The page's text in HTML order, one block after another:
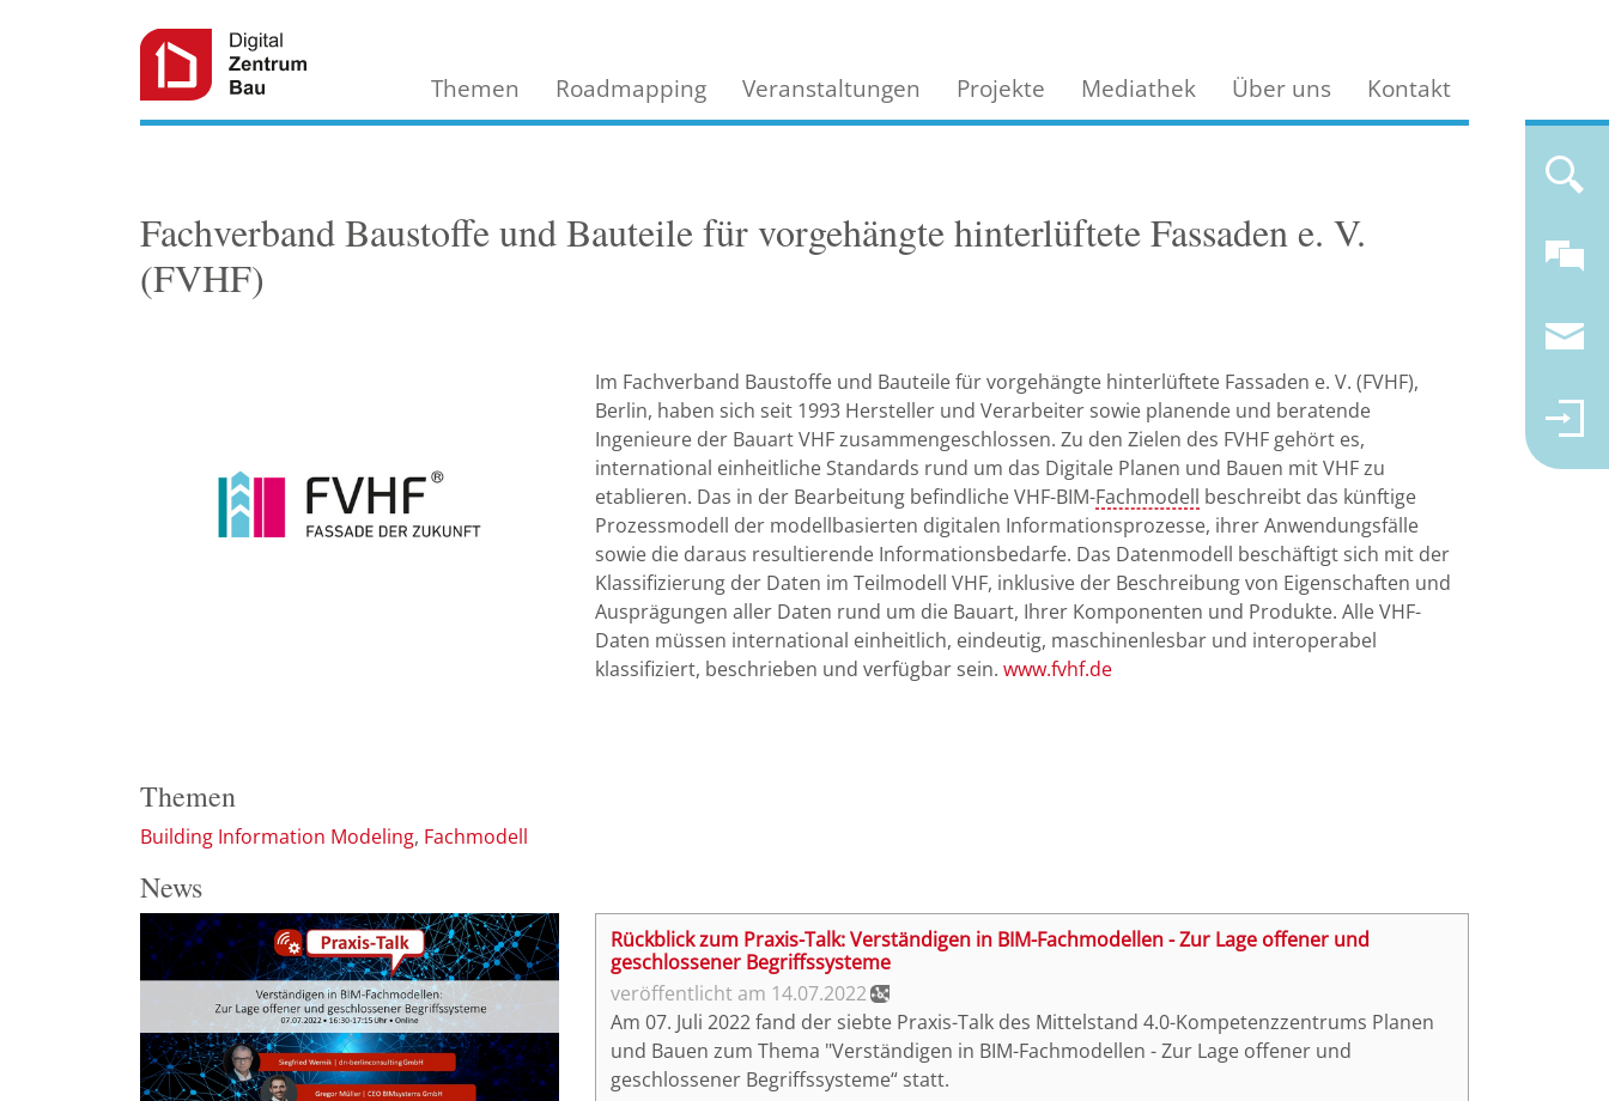
Themen Roadmapping Veranstaltungen Projekte Mediathek Über uns Kontakt
Fachverband Baustoffe und Bauteile für vorgehängte hinterlüftete Fassaden e. V.
(FVHF)
Im Fachverband Baustoffe und Bauteile für vorgehängte hinterlüftete Fassaden e. V. (FVHF),
Berlin, haben sich seit 1993 Hersteller und Verarbeiter sowie planende und beratende
Ingenieure der Bauart VHF zusammengeschlossen. Zu den Zielen des FVHF gehört es,
international einheitliche Standards rund um das Digitale Planen und Bauen mit VHF zu
etablieren. Das in der Bearbeitung befindliche VHF-BIM-Fachmodell beschreibt das künftige
Prozessmodell der modellbasierten digitalen Informationsprozesse, ihrer Anwendungsfälle
sowie die daraus resultierende Informationsbedarfe. Das Datenmodell beschäftigt sich mit der
Klassifizierung der Daten im Teilmodell VHF, inklusive der Beschreibung von Eigenschaften und
Ausprägungen aller Daten rund um die Bauart, Ihrer Komponenten und Produkte. Alle VHF-
Daten müssen international einheitlich, eindeutig, maschinenlesbar und interoperabel
klassifiziert, beschrieben und verfügbar sein. www.fvhf.de
Themen
Building Information Modeling Fachmodell
News
Rückblick zum Praxis-Talk: Verständigen in BIM-Fachmodellen - Zur Lage offener und
geschlossener Begriffssysteme
14.07.2022
Am 07. Juli 2022 fand der siebte Praxis-Talk des Mittelstand 4.0-Kompetenzzentrums Planen
und Bauen zum Thema "Verständigen in BIM-Fachmodellen - Zur Lage offener und
geschlossener Begriffssysteme“ statt.